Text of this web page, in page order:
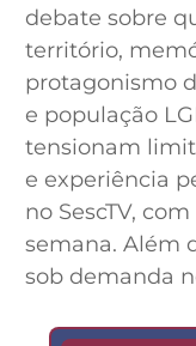
debate sobre
território,
protagonismo
e população
tensionam
e experiência
no SescTV,
semana. Além
sob demanda